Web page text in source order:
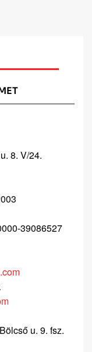
8. V/24.
39086527
u. 9. fsz.